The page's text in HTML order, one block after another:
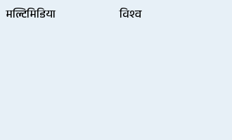
मल्टिमिडिया
विश्व